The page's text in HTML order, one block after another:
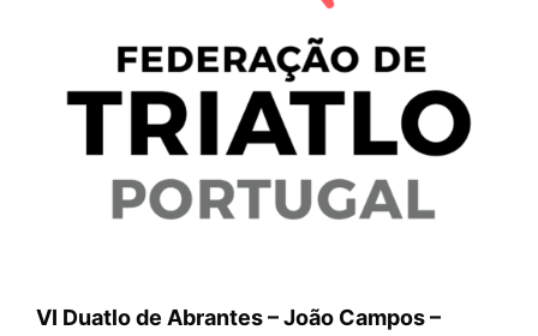
VI Duatlo de Abrantes – João Campos –